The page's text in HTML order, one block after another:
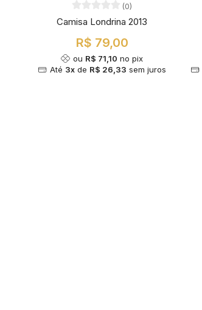
(0)
Camisa Londrina 2013
R$ 79,00
ou R$ 71,10 no pix
Até 3xde R$ 26,33 sem juros